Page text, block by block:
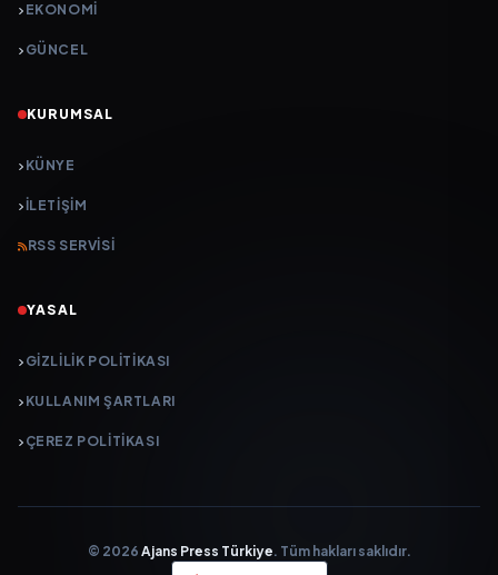
EKONOMİ
GÜNCEL
KURUMSAL
KÜNYE
İLETIŞIM
RSS SERVISI
YASAL
GIZLILIK POLITIKASI
KULLANIM ŞARTLARI
ÇEREZ POLITIKASI
© 2026 Ajans Press Türkiye. Tüm hakları saklıdır.